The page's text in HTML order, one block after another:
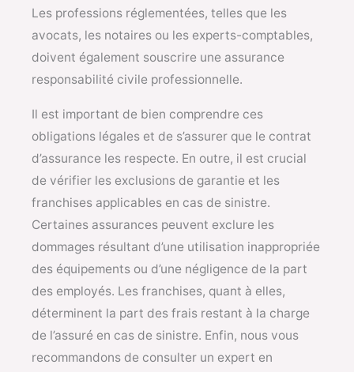
Les professions réglementées, telles que les
avocats, les notaires ou les experts-comptables,
doivent également souscrire une assurance
responsabilité civile professionnelle.
Il est important de bien comprendre ces
obligations légales et de s’assurer que le contrat
d’assurance les respecte. En outre, il est crucial
de vérifier les exclusions de garantie et les
franchises applicables en cas de sinistre.
Certaines assurances peuvent exclure les
dommages résultant d’une utilisation inappropriée
des équipements ou d’une négligence de la part
des employés. Les franchises, quant à elles,
déterminent la part des frais restant à la charge
de l’assuré en cas de sinistre. Enfin, nous vous
recommandons de consulter un expert en